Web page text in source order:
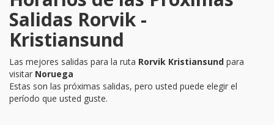
Salidas Rorvik -
Kristiansund
Las mejores salidas para la ruta Rorvik Kristiansund para
visitar Noruega
Estas son las próximas salidas, pero usted puede elegir el
período que usted guste.